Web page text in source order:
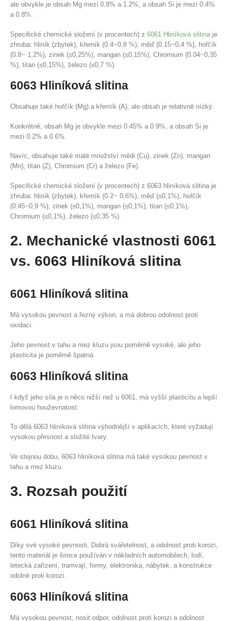
ale obvykle je obsah Mg mezi 0.8% a 1.2%, a obsah Si je mezi 0.4%
a 0.8%.
Specifické chemické složení (v procentech) z 6061 Hliníková slitina je
zhruba: hliník (zbytek), křemík (0.4~0,8 %), měď (0.15~0,4 %), hořčík
(0.8~ 1,2%), zinek (≤0,25%), mangan (≤0,15%), Chromium (0.04~0,35
%), titan (≤0,15%), železo (≤0,7 %).
6063 Hliníková slitina
Obsahuje také hořčík (Mg) a křemík (A), ale obsah je relativně nízký.
Konkrétně, obsah Mg je obvykle mezi 0.45% a 0.9%, a obsah Si je
mezi 0.2% a 0.6%.
Navíc, obsahuje také malé množství mědi (Cu), zinek (Zn), mangan
(Mn), titan (Z), Chromium (Cr) a železo (Fe).
Specifické chemické složení (v procentech) z 6063 hliníková slitina je
zhruba: hliník (zbytek), křemík (0.2~ 0,6%), měď (≤0,1%), hořčík
(0.45~0,9 %), zinek (≤0,1%), mangan (≤0,1%), titan (≤0,1%),
Chromium (≤0,1%), železo (≤0,35 %).
2. Mechanické vlastnosti 6061
vs. 6063 Hliníková slitina
6061 Hliníková slitina
Má vysokou pevnost a řezný výkon, a má dobrou odolnost proti
oxidaci.
Jeho pevnost v tahu a mez kluzu jsou poměrně vysoké, ale jeho
plasticita je poměrně špatná.
6063 Hliníková slitina
I když jeho síla je o něco nižší než u 6061, má vyšší plasticitu a lepší
lomovou houževnatost.
To dělá 6063 hliníková slitina výhodnější v aplikacích, které vyžadují
vysokou přesnost a složité tvary.
Ve stejnou dobu, 6063 hliníková slitina má také vysokou pevnost v
tahu a mez kluzu.
3. Rozsah použití
6061 Hliníková slitina
Díky své vysoké pevnosti, Dobrá svářetelnost, a odolnost proti korozi,
tento materiál je široce používán v nákladních automobilech, lodí,
letecká zařízení, tramvají, formy, elektronika, nábytek, a konstrukce
odolné proti korozi.
6063 Hliníková slitina
Má vysokou pevnost, nosit odpor, odolnost proti korozi a odolnost